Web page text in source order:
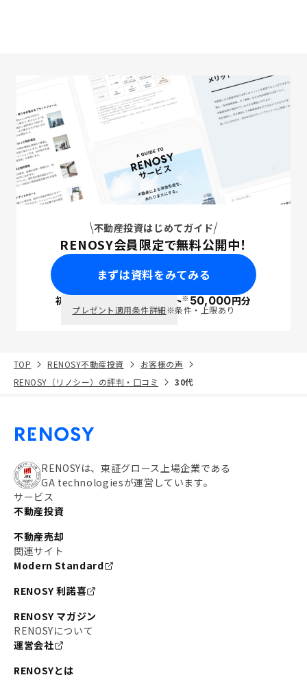
不動産投資はじめてガイド
RENOSY会員限定で無料公開中！
まずは資料をみてみる
初回面談で ポイント※50,000円分
プレゼント適用条件詳細※条件・上限あり
TOP RENOSY不動産投資
お客様の声
RENOSY（リノシー）の評判・口コミ
30代
RENOSYは、東証グロース上場企業である
GA technologiesが運営しています。
サービス
不動産投資
不動産売却
関連サイト
Modern Standard
RENOSY 利諾喜
RENOSY マガジン
RENOSYについて
運営会社
RENOSYとは